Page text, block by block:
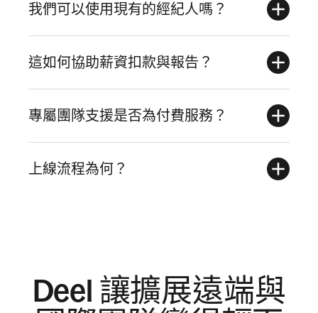
我們可以使用現有的經紀人嗎？
這如何協助薪資扣款與報告？
專屬團隊支援是否為付費服務？
上線流程為何？
Deel 讓擴展遠端與